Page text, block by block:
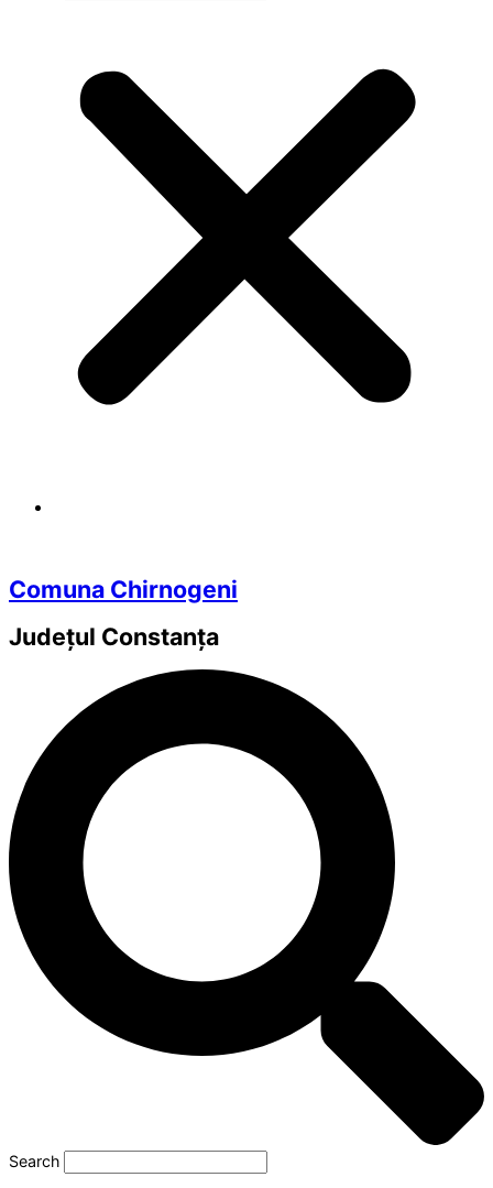
Comuna Chirnogeni
Județul Constanța
Search